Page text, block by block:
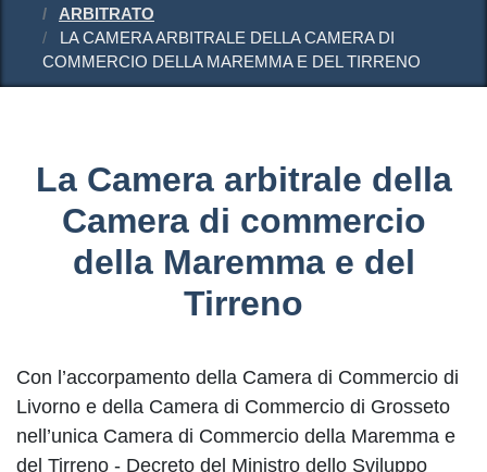
ARBITRATO
LA CAMERA ARBITRALE DELLA CAMERA DI
COMMERCIO DELLA MAREMMA E DEL TIRRENO
La Camera arbitrale della
Camera di commercio
della Maremma e del
Tirreno
Con l’accorpamento della Camera di Commercio di
Livorno e della Camera di Commercio di Grosseto
nell’unica Camera di Commercio della Maremma e
del Tirreno - Decreto del Ministro dello Sviluppo